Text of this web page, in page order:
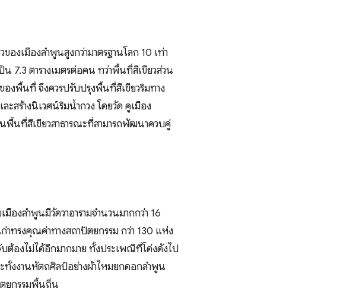
องเมืองลำพูนสูงกว่ามาตรฐานโลก 10 เท่า
7.3 ตารางเมตรต่อคน ทว่าพื้นที่สีเขียวส่วน
งพื้นที่ จึงควรปรับปรุงพื้นที่สีเขียวริมทาง
สร้างนิเวศน์ริมน้ำกวง โดยวัด คูเมือง
นที่สีเขียวสาธารณะที่สามารถพัฒนาควบคู่
มืองลำพูนมีวัดวาอารามจำนวนมากกว่า 16
ทรงคุณค่าทางสถาปัตยกรรม กว่า 130 แห่ง
องไม่ได้อีกมากมาย ทั้งประเพณีที่โด่งดังไป
ทั่งงานหัตถศิลป์อย่างผ้าไหมยกดอกลำพูน
ยกรรมพื้นถิ่น